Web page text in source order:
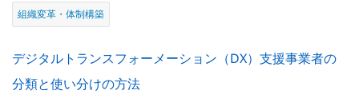
組織変革・体制構築
デジタルトランスフォーメーション（DX）支援事業者の
分類と使い分けの方法